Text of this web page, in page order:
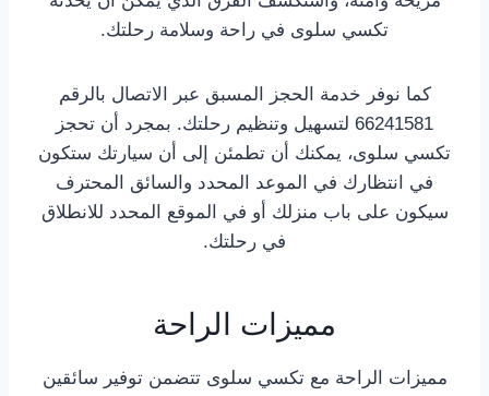
تكسي سلوى في راحة وسلامة رحلتك.
كما نوفر خدمة الحجز المسبق عبر الاتصال بالرقم
66241581 لتسهيل وتنظيم رحلتك. بمجرد أن تحجز
تكسي سلوى، يمكنك أن تطمئن إلى أن سيارتك ستكون
في انتظارك في الموعد المحدد والسائق المحترف
سيكون على باب منزلك أو في الموقع المحدد للانطلاق
في رحلتك.
مميزات الراحة
مميزات الراحة مع تكسي سلوى تتضمن توفير سائقين